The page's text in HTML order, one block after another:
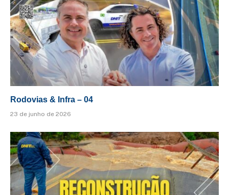
Rodovias & Infra – 04
23 de junho de 2026